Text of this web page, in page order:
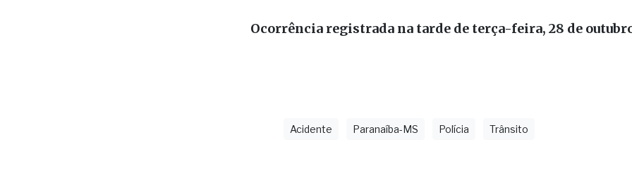
BR-158, trecho entre Paranaíba e Aparecida do Taboado
Ocorrência registrada na tarde de terça-feira, 28 de outubro